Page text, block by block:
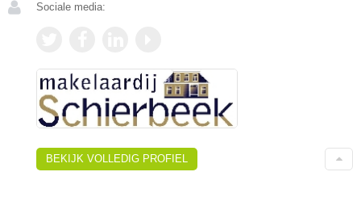
Sociale media:
BEKIJK VOLLEDIG PROFIEL